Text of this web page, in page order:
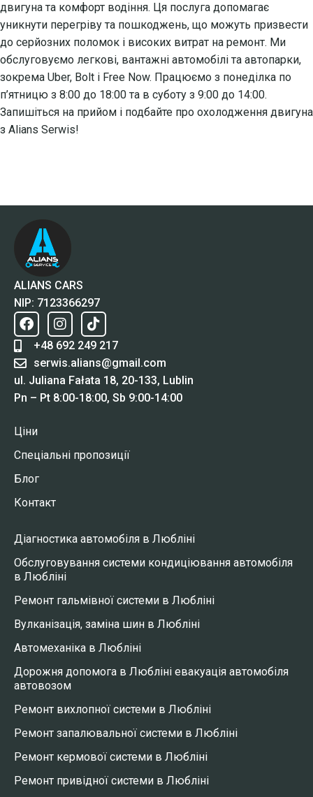
двигуна та комфорт водіння. Ця послуга допомагає
уникнути перегріву та пошкоджень, що можуть призвести
до серйозних поломок і високих витрат на ремонт. Ми
обслуговуємо легкові, вантажні автомобілі та автопарки,
зокрема Uber, Bolt і Free Now. Працюємо з понеділка по
п’ятницю з 8:00 до 18:00 та в суботу з 9:00 до 14:00.
Запишіться на прийом і подбайте про охолодження двигуна
з Alians Serwis!
ALIANS CARS
NIP: 7123366297
+48 692 249 217
serwis.alians@gmail.com
ul. Juliana Fałata 18, 20-133, Lublin
Pn – Pt 8:00-18:00, Sb 9:00-14:00
Ціни
Спеціальні пропозиції
Блог
Контакт
Діагностика автомобіля в Любліні
Обслуговування системи кондиціювання автомобіля
в Любліні
Ремонт гальмівної системи в Любліні
Вулканізація, заміна шин в Любліні
Автомеханіка в Любліні
Дорожня допомога в Любліні евакуація автомобіля
автовозом
Ремонт вихлопної системи в Любліні
Ремонт запалювальної системи в Любліні
Ремонт кермової системи в Любліні
Ремонт привідної системи в Любліні